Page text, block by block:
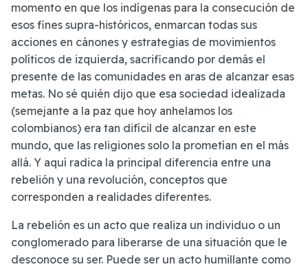
momento en que los indígenas para la consecución de
esos fines supra-históricos, enmarcan todas sus
acciones en cánones y estrategias de movimientos
políticos de izquierda, sacrificando por demás el
presente de las comunidades en aras de alcanzar esas
metas. No sé quién dijo que esa sociedad idealizada
(semejante a la paz que hoy anhelamos los
colombianos) era tan difícil de alcanzar en este
mundo, que las religiones solo la prometían en el más
allá. Y aquí radica la principal diferencia entre una
rebelión y una revolución, conceptos que
corresponden a realidades diferentes.
La rebelión es un acto que realiza un individuo o un
conglomerado para liberarse de una situación que le
desconoce su ser. Puede ser un acto humillante como